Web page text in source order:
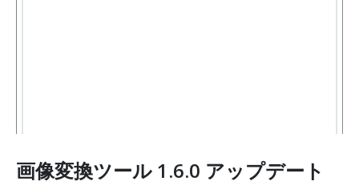
画像変換ツール 1.6.0 アップデート